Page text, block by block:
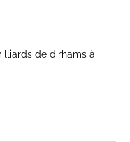
de dirhams à